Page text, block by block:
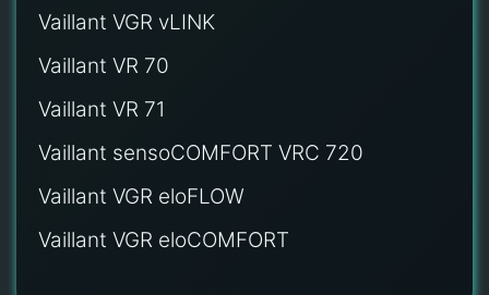
Vaillant VGR vLINK
Vaillant VR 70
Vaillant VR 71
Vaillant sensoCOMFORT VRC 720
Vaillant VGR eloFLOW
Vaillant VGR eloCOMFORT